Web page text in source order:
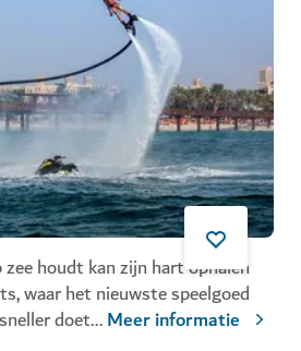
houdt kan zijn hart ophalen
, waar het nieuwste speelgoed
doet...Meer informatie